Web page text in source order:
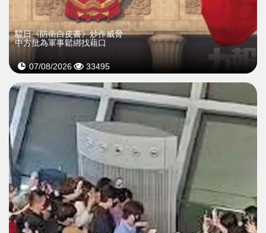
駁日《防衛白皮書》炒作威脅
中方批為軍事鬆綁找藉口
07/08/2026 33495